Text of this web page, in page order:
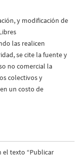
y modificación de
las realicen
se cite la fuente y
no comercial la
colectivos y
un costo de
el texto “Publicar